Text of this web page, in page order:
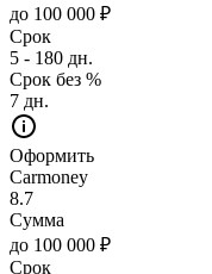
до 100 000 ₽
Срок
5 - 180 дн.
Срок без %
7 дн.
Оформить
Carmoney
8.7
Сумма
до 100 000 ₽
Срок